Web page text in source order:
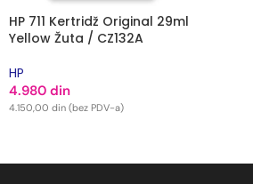
HP 711 Kertridž Original 29ml
Yellow Žuta / CZ132A
HP
4.980 din
4.150,00 din (bez PDV-a)